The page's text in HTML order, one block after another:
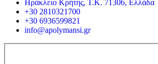
Ηράκλειο Κρήτης, Τ.Κ. 71306, Ελλάδα
+30 2810321700
+30 6936599821
info@apolymansi.gr